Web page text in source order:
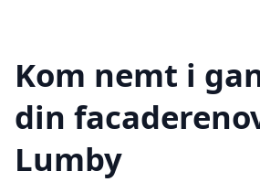
Kom nemt i
din
Lumby